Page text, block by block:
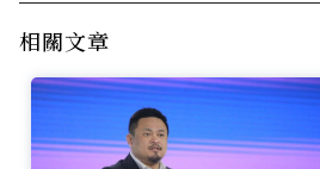
相關文章